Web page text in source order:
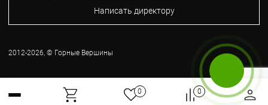
Написать директору
2012-2026, © Горные Вершины
0 0
Бесплатный звонок